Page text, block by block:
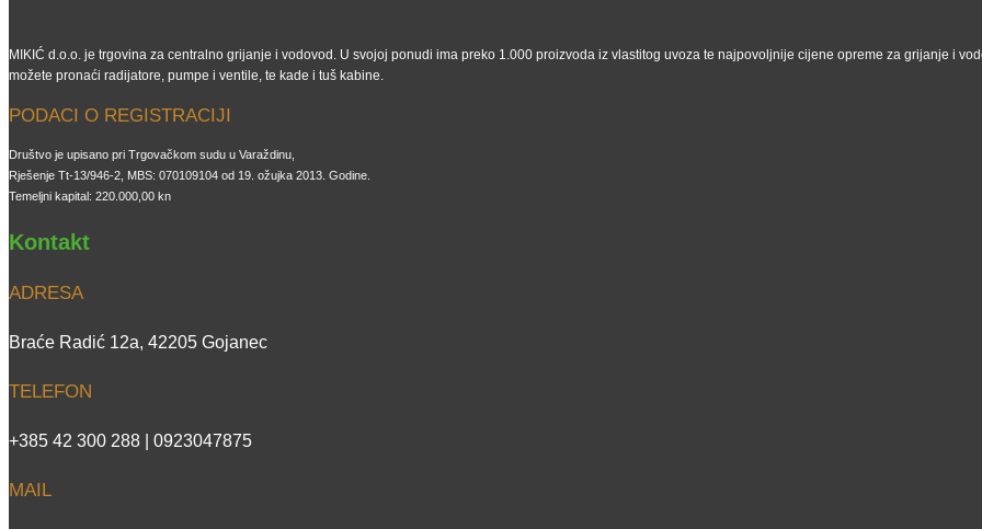
MIKIĆ d.o.o. je trgovina za centralno grijanje i vodovod. U svojoj ponudi ima preko 1.000 proizvoda iz vlastitog uvoza te najpovoljnije cijene opreme za grijanje i
možete pronaći radijatore, pumpe i ventile, te kade i tuš kabine.
PODACI O REGISTRACIJI
Društvo je upisano pri Trgovačkom sudu u Varaždinu,
Rješenje Tt-13/946-2, MBS: 070109104 od 19. ožujka 2013. Godine.
Temeljni kapital: 220.000,00 kn
Kontakt
ADRESA
Braće Radić 12a, 42205 Gojanec
TELEFON
+385 42 300 288 | 0923047875
MAIL